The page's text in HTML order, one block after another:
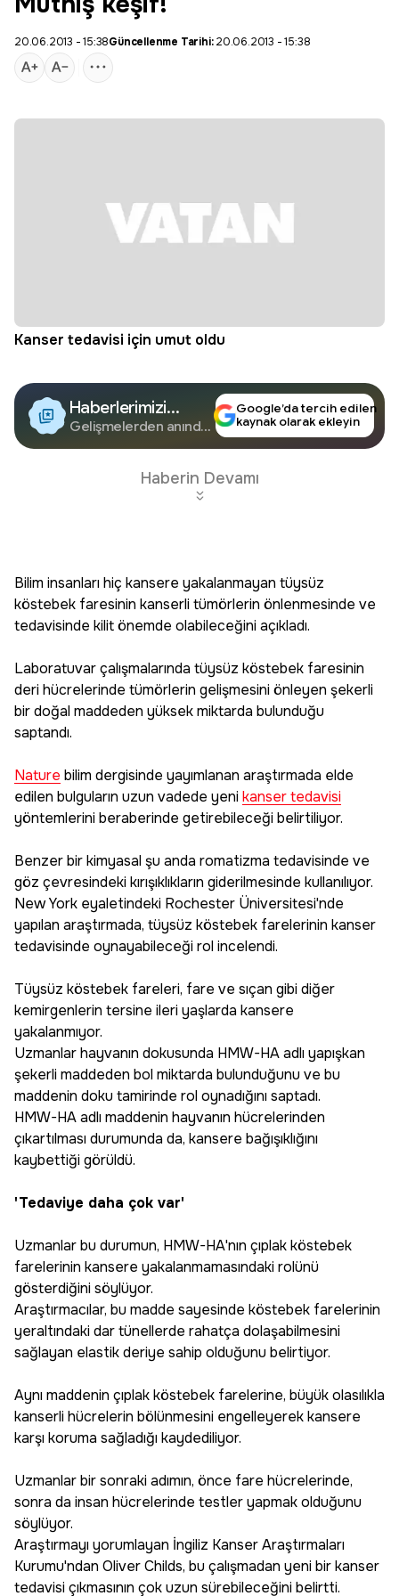
20.06.2013 - 15:38Güncellenme Tarihi:20.06.2013 - 15:38
Kanser tedavisi için umut oldu
Haberlerimizi
Google'da Takip
Edin
Gelişmelerden anında
Google’da tercih edilen
kaynak olarak ekleyin
Haberin Devamı
Bilim insanları hiç kansere yakalanmayan tüysüz
köstebek faresinin kanserli tümörlerin önlenmesinde ve
tedavisinde kilit önemde olabileceğini açıkladı.
Laboratuvar çalışmalarında tüysüz köstebek faresinin
deri hücrelerinde tümörlerin gelişmesini önleyen şekerli
bir doğal maddeden yüksek miktarda bulunduğu
saptandı.
Nature bilim dergisinde yayımlanan araştırmada elde
edilen bulguların uzun vadede yenikanser tedavisi
yöntemlerini beraberinde getirebileceği belirtiliyor.
Benzer bir kimyasal şu anda romatizma tedavisinde ve
göz çevresindeki kırışıklıkların giderilmesinde kullanılıyor.
New York eyaletindeki Rochester Üniversitesi'nde
yapılan araştırmada, tüysüz köstebek farelerinin kanser
tedavisinde oynayabileceği rol incelendi.
Tüysüz köstebek fareleri, fare ve sıçan gibi diğer
kemirgenlerin tersine ileri yaşlarda kansere
yakalanmıyor.
Uzmanlar hayvanın dokusunda HMW-HA adlı yapışkan
şekerli maddeden bol miktarda bulunduğunu ve bu
maddenin doku tamirinde rol oynadığını saptadı.
HMW-HA adlı maddenin hayvanın hücrelerinden
çıkartılması durumunda da, kansere bağışıklığını
kaybettiği görüldü.
'Tedaviye daha çok var'
Uzmanlar bu durumun, HMW-HA'nın çıplak köstebek
farelerinin kansere yakalanmamasındaki rolünü
gösterdiğini söylüyor.
Araştırmacılar, bu madde sayesinde köstebek farelerinin
yeraltındaki dar tünellerde rahatça dolaşabilmesini
sağlayan elastik deriye sahip olduğunu belirtiyor.
Aynı maddenin çıplak köstebek farelerine, büyük olasılıkla
kanserli hücrelerin bölünmesini engelleyerek kansere
karşı koruma sağladığı kaydediliyor.
Uzmanlar bir sonraki adımın, önce fare hücrelerinde,
sonra da insan hücrelerinde testler yapmak olduğunu
söylüyor.
Araştırmayı yorumlayan İngiliz Kanser Araştırmaları
Kurumu'ndan Oliver Childs, bu çalışmadan yeni bir kanser
tedavisi çıkmasının çok uzun sürebileceğini belirtti.